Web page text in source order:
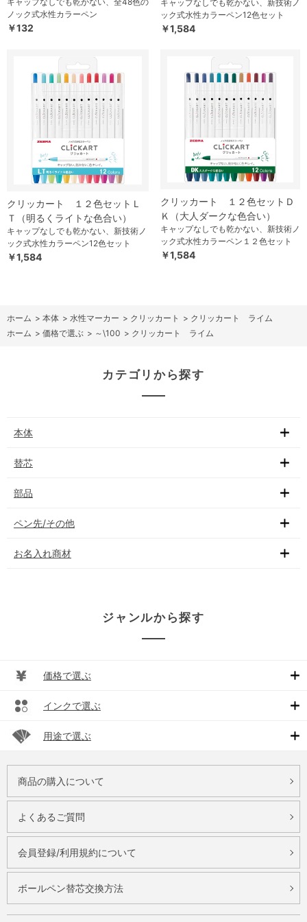
ノック式水性カラーペン
￥132
キャップなしでも乾かない、新技術ノ
ック式水性カラーペン12色セット
￥1,584
クリッカート １２色セットＬ
Ｔ（明るくライトな色合い）
キャップなしでも乾かない、新技術ノ
ック式水性カラーペン12色セット
￥1,584
クリッカート １２色セットＤ
Ｋ（大人ダークな色合い）
キャップなしでも乾かない、新技術ノ
ック式水性カラーペン１２色セット
￥1,584
ホーム > 本体 > 水性マーカー > クリッカート > クリッカート ライム
ホーム > 価格で選ぶ > ～\100 > クリッカート ライム
カテゴリから探す
本体
替芯
部品
ペン先/その他
お名入れ商材
ジャンルから探す
価格で選ぶ
インクで選ぶ
用途で選ぶ
商品の購入について
よくあるご質問
会員登録/利用規約について
ボールペン替芯交換方法